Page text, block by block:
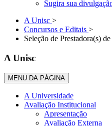
Sugira sua
A Unisc >
Concursos e Editais >
Seleção de Prestadora(s)
A Unisc
MENU DA PÁGINA
A Universidade
Avaliação Institucional
Apresentação
Avaliação Externa